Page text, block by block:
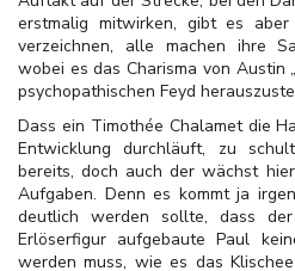
erstmalig mitwirken, gibt es
verzeichnen, alle machen ihre
wobei es das Charisma von Austin
psychopathischen Feyd
Dass ein Timothée Chalamet die
Entwicklung durchläuft, zu
bereits, doch auch der wächst
Aufgaben. Denn es kommt ja
deutlich werden sollte, dass
Erlöserfigur aufgebaute Paul
werden muss, wie es das